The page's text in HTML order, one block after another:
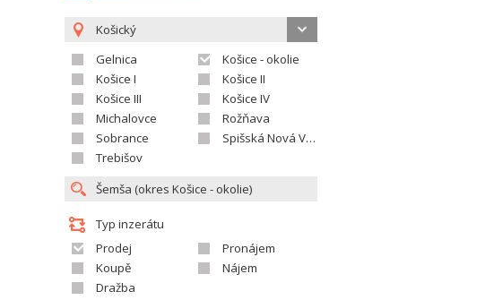
Košický
Gelnica
Košice - okolie
Košice I
Košice II
Košice III
Košice IV
Michalovce
Rožňava
Sobrance
Spišská Nová Ves
Trebišov
Typ inzerátu
Prodej
Pronájem
Koupě
Nájem
Dražba